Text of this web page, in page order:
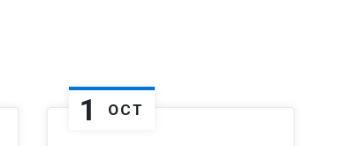
1 OCT